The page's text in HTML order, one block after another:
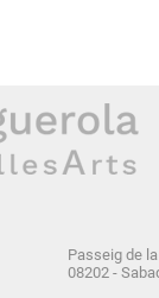
Passeig de
08202 -